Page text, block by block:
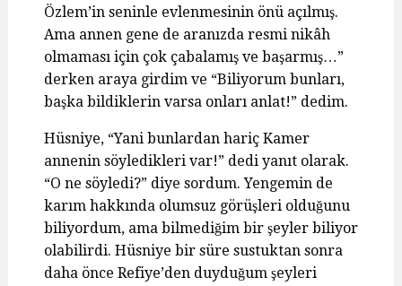
Özlem’in seninle evlenmesinin önü açılmış.
Ama annen gene de aranızda resmi nikâh
olmaması için çok çabalamış ve başarmış…”
derken araya girdim ve “Biliyorum bunları,
başka bildiklerin varsa onları anlat!” dedim.
Hüsniye, “Yani bunlardan hariç Kamer
annenin söyledikleri var!” dedi yanıt olarak.
“O ne söyledi?” diye sordum. Yengemin de
karım hakkında olumsuz görüşleri olduğunu
biliyordum, ama bilmediğim bir şeyler biliyor
olabilirdi. Hüsniye bir süre sustuktan sonra
daha önce Refiye’den duyduğum şeyleri